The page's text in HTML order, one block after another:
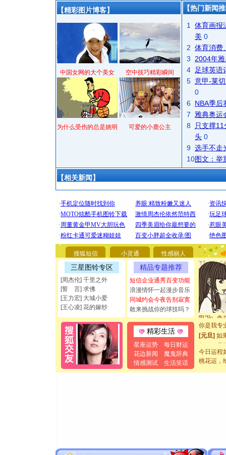
【精彩图片博客】
中国女网的大个美女 空中技巧精彩瞬间
为什么受伤的总是姚明 可爱的小鹿公主
【热门新闻
1
体育画报
美 0
2 体育消费
3
2004年
4
足球英语
5 意甲-莱
0
6 NBA季后
7
雅典奥运
8
只支撑
头 0
9 选手不走
10图文：举
【相关新闻】
搜狐短信 小灵通 性感丽人
三星图铃专区
[周杰伦] 千里之外
[誓 言] 求佛
[王力宏] 大城小爱
[王心凌] 花的嫁纱
精品专题推荐
短信企业通秀百变功能
浪漫情怀一起漫步音乐
同城约会今夜告别寂寞
敢来挑战你的球技吗？
精彩生活
星座运势
每日财运
花边新闻
魔鬼辞典
情感测试
生活笑话
[圣诞节]
要平安
[圣诞节]
能正大光
都要快乐
[圣诞节]
如意,快
[元旦]看
断电。爱
你是我专
[元旦] 如
起；二是
离。水晶
[元旦]当
泣，这痛
[圣诞节]
今日运程
桃花运，